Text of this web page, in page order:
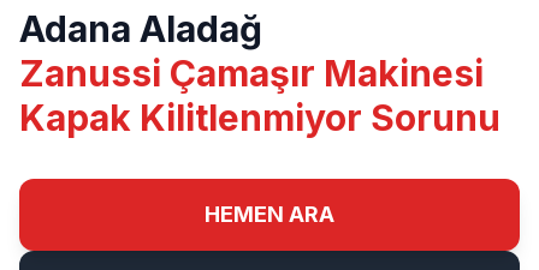
Adana Aladağ
Zanussi Çamaşır Makinesi
Kapak Kilitlenmiyor Sorunu
HEMEN ARA